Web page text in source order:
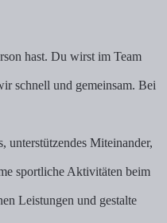
hast. Du wirst im Team
schnell und gemeinsam. Bei
unterstützendes Miteinander,
sportliche Aktivitäten beim
Leistungen und gestalte